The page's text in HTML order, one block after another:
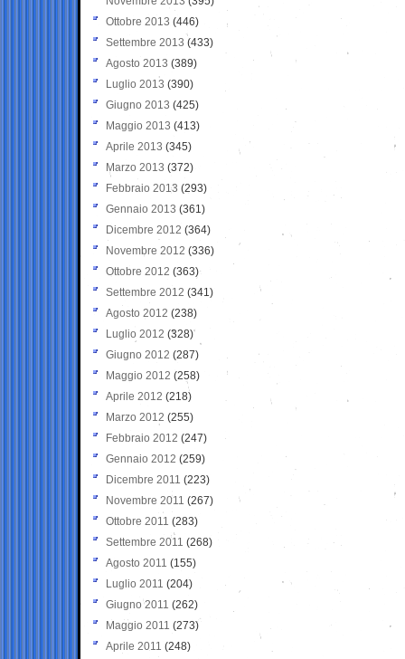
Ottobre 2013 (446)
Settembre 2013 (433)
Agosto 2013 (389)
Luglio 2013 (390)
Giugno 2013 (425)
Maggio 2013 (413)
Aprile 2013 (345)
Marzo 2013 (372)
Febbraio 2013 (293)
Gennaio 2013 (361)
Dicembre 2012 (364)
Novembre 2012 (336)
Ottobre 2012 (363)
Settembre 2012 (341)
Agosto 2012 (238)
Luglio 2012 (328)
Giugno 2012 (287)
Maggio 2012 (258)
Aprile 2012 (218)
Marzo 2012 (255)
Febbraio 2012 (247)
Gennaio 2012 (259)
Dicembre 2011 (223)
Novembre 2011 (267)
Ottobre 2011 (283)
Settembre 2011 (268)
Agosto 2011 (155)
Luglio 2011 (204)
Giugno 2011 (262)
Maggio 2011 (273)
Aprile 2011 (248)